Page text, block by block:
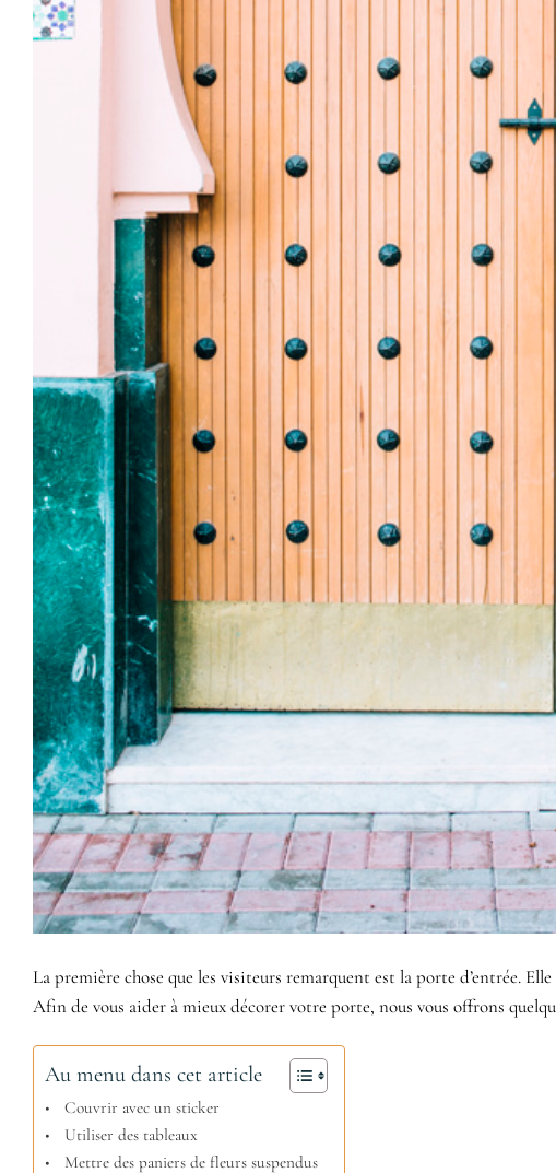
La première chose que les visiteurs remarquent est la porte d’entrée.
Afin de vous aider à mieux décorer votre porte, nous vous offrons
Au menu dans cet article
Couvrir avec un sticker
Utiliser des tableaux
Mettre des paniers de fleurs suspendus